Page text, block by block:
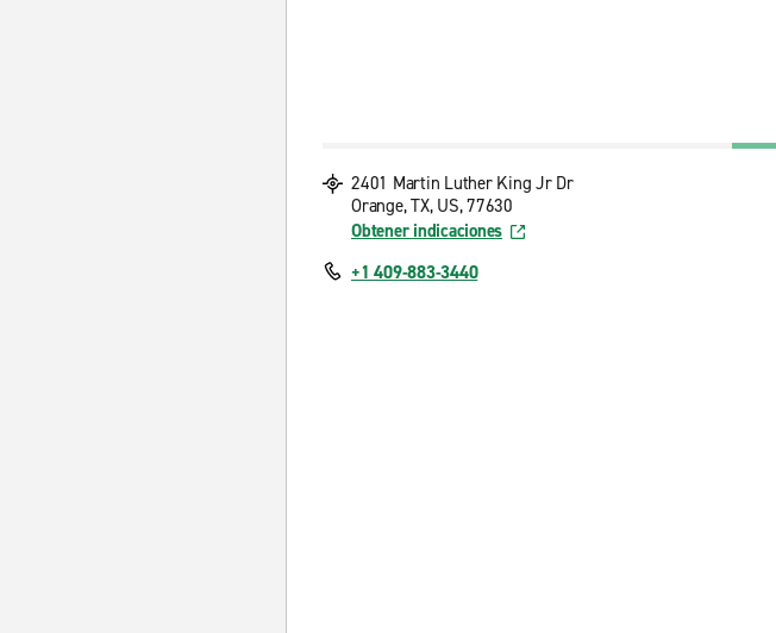
2401 Martin Luther King Jr Dr
Orange, TX, US, 77630
Obtener indicaciones
+1 409-883-3440